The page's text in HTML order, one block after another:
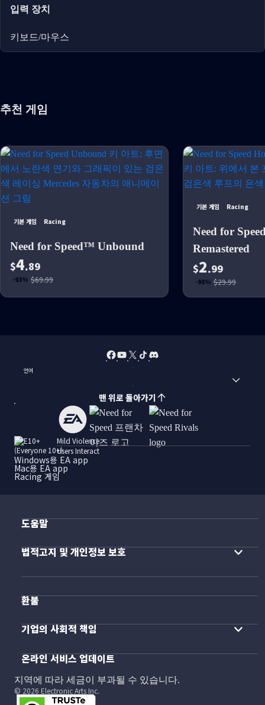
입력 장치
키보드/마우스
추천 게임
기본 게임 Racing
Need for Speed™ Unbound
$4.89
-93% $69.99
기본 게임 Racing
Need for
Remastered
$2.99
-90% $29.99
언어
맨 위로 돌아가기
Mild Violence
Users Interact
Windows용 EA app
Mac용 EA app
Racing 게임
도움말
법적고지 및 개인정보 보호
환불
기업의 사회적 책임
온라인 서비스 업데이트
지역에 따라 세금이 부과될 수 있습니다.
© 2026 Electronic Arts Inc.